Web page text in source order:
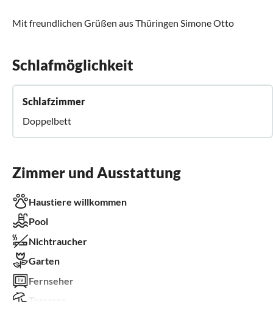
Mit freundlichen Grüßen aus Thüringen Simone Otto
Schlafmöglichkeit
Schlafzimmer
Doppelbett
Zimmer und Ausstattung
Haustiere willkommen
Pool
Nichtraucher
Garten
Fernseher
Terrasse